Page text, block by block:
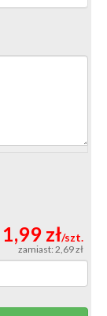
1,99 zł/szt.
zamiast: 2,69 zł